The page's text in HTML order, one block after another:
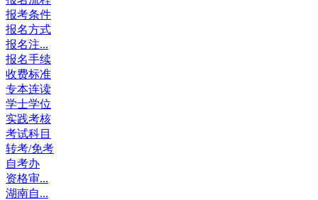
报考条件
报名方式
报名注...
报名手续
收费标准
专本连读
学士学位
实践考核
考试科目
转考/免考
自考办
资格审...
湖南自...